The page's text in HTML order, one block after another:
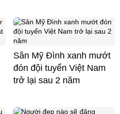
Sân Mỹ Đình xanh mướt
đón đội tuyển Việt Nam
trở lại sau 2 năm